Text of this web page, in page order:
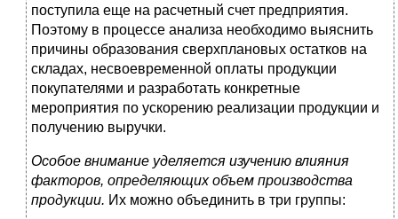
поступила еще на расчетный счет предприятия.
Поэтому в процессе анализа необходимо выяснить
причины образования сверхплановых остатков на
складах, несвоевременной оплаты продукции
покупателями и разработать конкретные
мероприятия по ускорению реализации продукции и
получению выручки.
Особое внимание уделяется изучению влияния
факторов, определяющих объем производства
продукции. Их можно объединить в три группы: